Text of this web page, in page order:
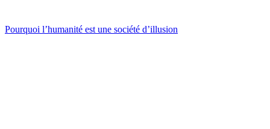
Pourquoi l’humanité est une société d’illusion